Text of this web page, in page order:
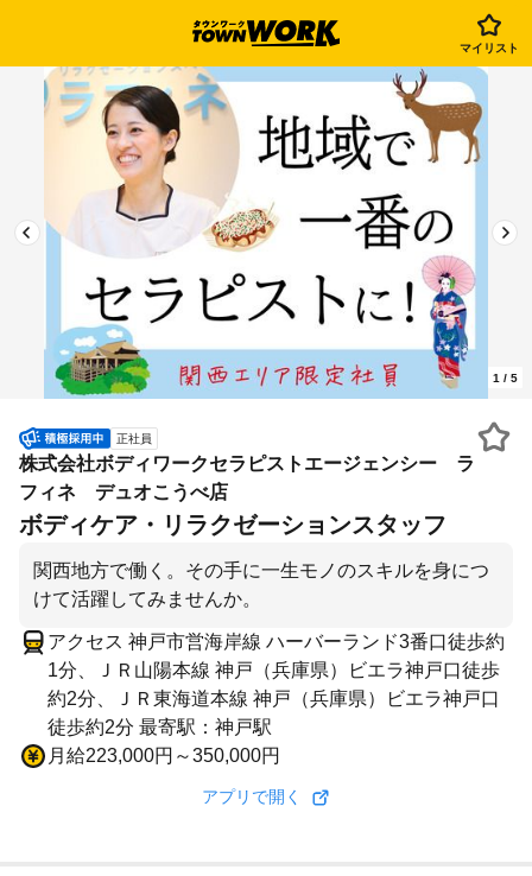
マイリスト
1 / 5
正社員
株式会社ボディワークセラピストエージェンシー ラ
フィネ デュオこうべ店
ボディケア・リラクゼーションスタッフ
関西地方で働く。その手に一生モノのスキルを身につ
けて活躍してみませんか。
アクセス 神戸市営海岸線 ハーバーランド3番口徒歩約
1分、ＪＲ山陽本線 神戸（兵庫県）ビエラ神戸口徒歩
約2分、ＪＲ東海道本線 神戸（兵庫県）ビエラ神戸口
徒歩約2分 最寄駅：神戸駅
月給223,000円～350,000円
アプリで開く